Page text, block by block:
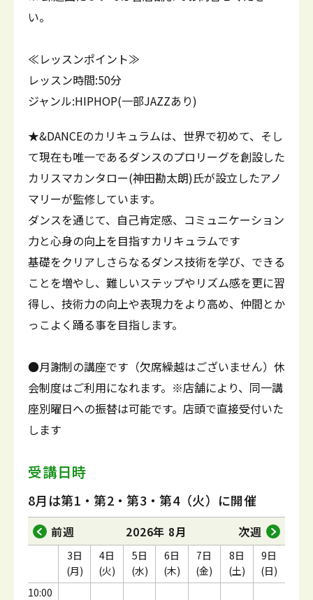
い。
≪レッスンポイント≫
レッスン時間:50分
ジャンル:HIPHOP(一部JAZZあり)
★&DANCEのカリキュラムは、世界で初めて、そし
て現在も唯一であるダンスのプロリーグを創設した
カリスマカンタロー(神田勘太朗)氏が設立したアノ
マリーが監修しています。
ダンスを通じて、自己肯定感、コミュニケーション
力と心身の向上を目指すカリキュラムです
基礎をクリアしさらなるダンス技術を学び、できる
ことを増やし、難しいステップやリズム感を更に習
得し、技術力の向上や表現力をより高め、仲間とか
っこよく踊る事を目指します。
●月謝制の講座です（欠席繰越はございません）休
会制度はご利用になれます。※店舗により、同一講
座別曜日への振替は可能です。店頭で直接受付いた
します
受講日時
8月は第1・第2・第3・第4（火）に開催
前週 2026年 8月 次週
10:00
3日
(月)
4日
(火)
5日
(水)
6日
(木)
7日
(金)
8日
(土)
9日
(日)